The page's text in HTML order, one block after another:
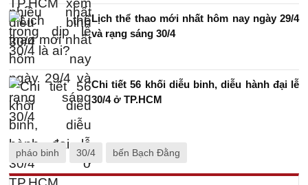
Lịch thể thao mới nhất hôm nay ngày 29/4
và rạng sáng 30/4
Chi tiết 56 khối diễu binh, diễu hành đại lễ
30/4 ở TP.HCM
pháo binh 30/4 bến Bạch Đằng